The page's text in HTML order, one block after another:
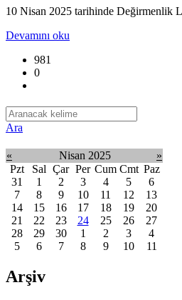
10 Nisan 2025 tarihinde Değirmenlik
Devamını oku
981
0
Ara
« Nisan 2025
»
Pzt
Sal Çar Per Cum Cmt Paz
31
1 2 3 4 5
6
7
8 9 10 11 12
13
14
15 16 17 18 19
20
21
22 23 24 25 26
27
28
29 30 1 2 3
4
5
6 7 8 9 10 11
Arşiv